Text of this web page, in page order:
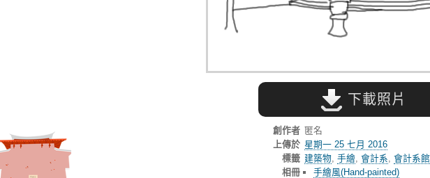
下載照片
創作者 匿名
上傳於 星期一 25 七月 2016
標籤 建築物 手繪 會計系 會計系館
相冊
手繪風(Hand-painted)